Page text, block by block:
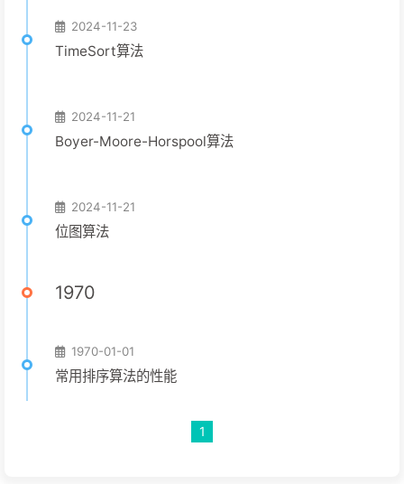
2024-11-23
TimeSort算法
2024-11-21
Boyer-Moore-Horspool算法
2024-11-21
位图算法
1970
1970-01-01
常用排序算法的性能
1